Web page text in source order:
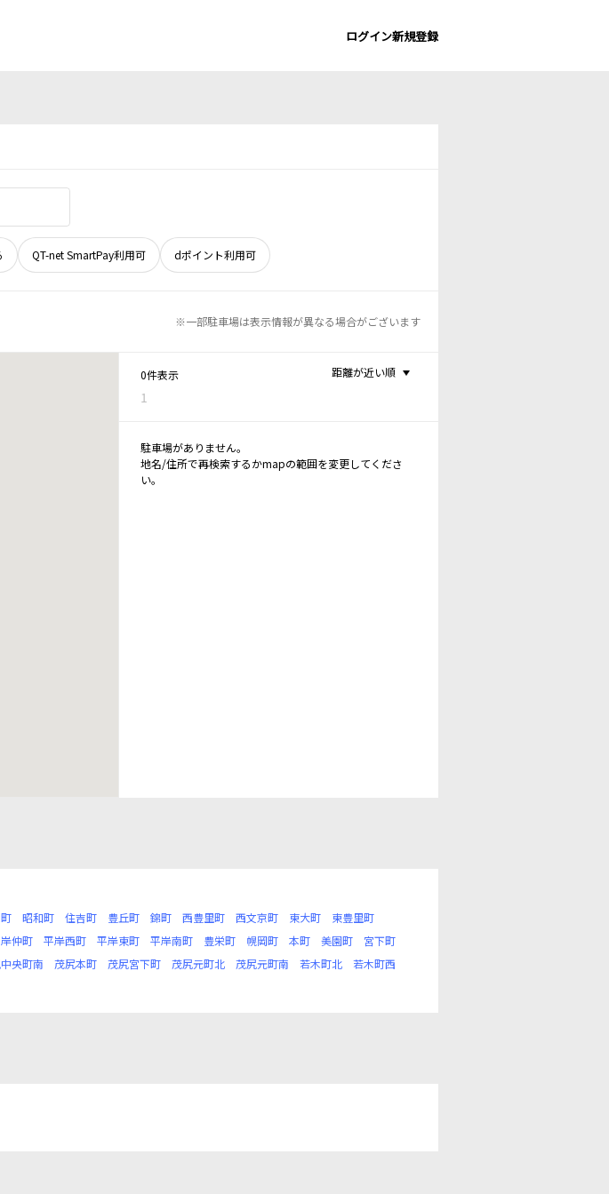
ログイン新規登録
QT-net SmartPay利用可 dポイント利用可
※一部駐車場は表示情報が異なる場合がございます
0件表示
1
距離が近い順
駐車場がありません。
地名/住所で再検索するかmapの範囲を変更してくださ
い。
昭和町 住吉町 豊丘町 錦町 西豊里町 西文京町 東大町
東豊里町
仲町 平岸西町 平岸東町 平岸南町 豊栄町 幌岡町 本町 美園町
宮下町
央町南 茂尻本町 茂尻宮下町 茂尻元町北 茂尻元町南 若木町北
若木町西